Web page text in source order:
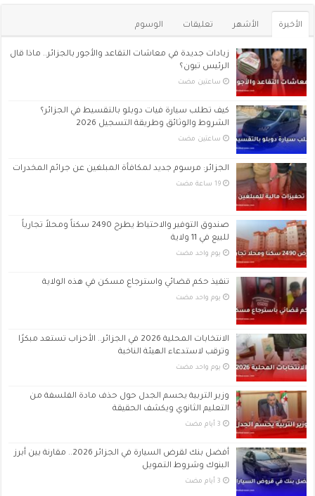
الأخيرة الأشهر تعليقات الوسوم
زيادات جديدة في معاشات التقاعد والأجور بالجزائر.. ماذا قال
الرئيس تبون؟
‏ساعتين مضت
كيف تطلب سيارة فيات دوبلو بالتقسيط في الجزائر؟
الشروط والوثائق وطريقة التسجيل 2026
‏ساعتين مضت
الجزائر: مرسوم جديد لمكافأة المبلغين عن جرائم المخدرات
‏19 ساعة مضت
صندوق التوفير والاحتياط يطرح 2490 سكناً ومحلاً تجارياً
للبيع في 11 ولاية
‏يوم واحد مضت
تنفيذ حكم قضائي واسترجاع مسكن في هذه الولاية
‏يوم واحد مضت
الانتخابات المحلية 2026 في الجزائر.. الأحزاب تستعد مبكرًا
وترقب لاستدعاء الهيئة الناخبة
‏يوم واحد مضت
وزير التربية يحسم الجدل حول حذف مادة الفلسفة من
التعليم الثانوي ويكشف الحقيقة
أفضل بنك لقرض السيارة في الجزائر 2026.. مقارنة بين أبرز
البنوك وشروط التمويل